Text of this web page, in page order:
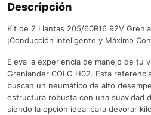
Descripción
Kit de 2 Llantas 205/60R16 92V
¡Conducción Inteligente y Máximo
Eleva la experiencia de manejo de tu
Grenlander COLO H02. Esta
buscan un neumático de alto
estructura robusta con una suavidad
siendo la opción ideal para devorar